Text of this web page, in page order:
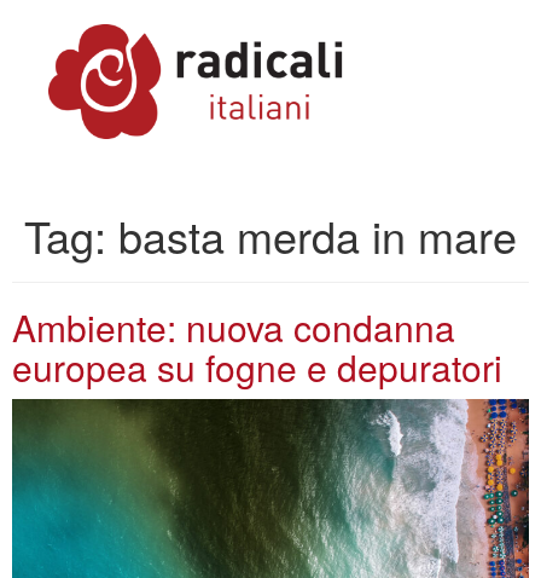
Tag: basta merda in mare
Ambiente: nuova condanna
europea su fogne e depuratori